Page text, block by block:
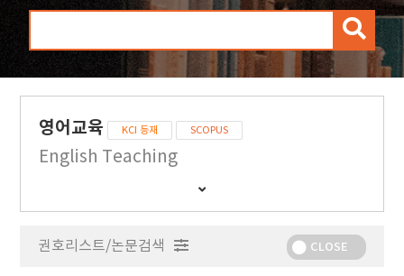
검
영어교육 KCI 등재 SCOPUS
English Teaching
간
행
권호리스트/논문검색 CLOSE